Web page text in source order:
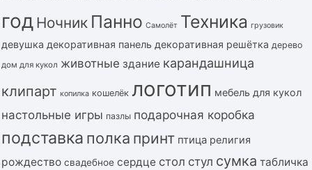
год Ночник Панно Самолёт Техника грузовик
девушка декоративная панель декоративная решётка дерево
дом для кукол животные здание карандашница
клипарт копилка кошелёк логотип мебель для кукол
настольные игры пазлы подарочная коробка
подставка полка принт птица религия
рождество свадебное сердце стол стул сумка табличка